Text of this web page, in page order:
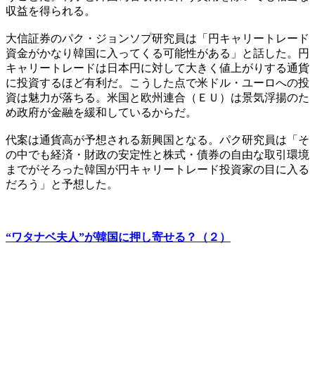
収益を得られる。
大信証券のパク・ジョンソプ研究員は「円キャリートレード
資金がかなり韓国に入ってくる可能性がある」と話した。円
キャリートレードは日本円に対して大きく値上がりする通貨
に投資するほど有利だ。こうした点で米ドル・ユーロへの投
資は魅力が落ちる。米国と欧州連合（ＥＵ）は景気浮揚のた
め政府が金融を緩和しているからだ。
代案は通貨高が予想される新興国となる。パク研究員は「そ
の中でも経済・財政の安定性と株式・債券の自由な取引環境
までがそろった韓国が円キャリートレード投資家の目に入る
だろう」と予想した。
“ワタナベ夫人”が韓国に押し寄せる？（２）